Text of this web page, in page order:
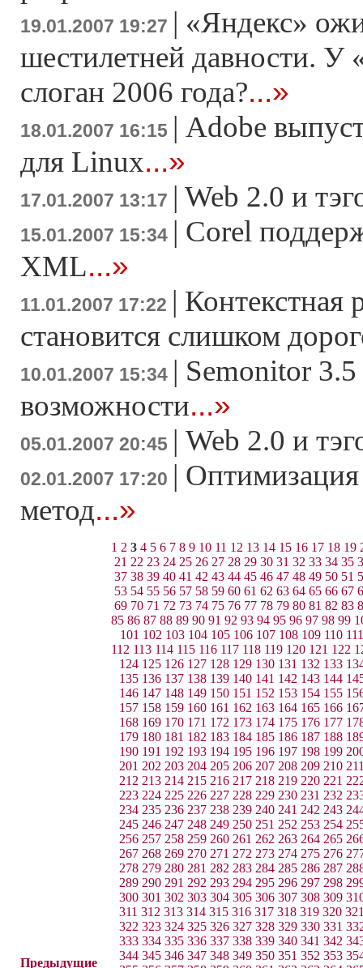
19.01.2007 19:27 | «Яндекс»
шестилетней давности. У
слоган 2006 года?...»
18.01.2007 16:15 | Adobe
для Linux...»
17.01.2007 13:17 | Web 2.0 и
15.01.2007 15:34 | Corel
XML...»
11.01.2007 17:22 | Контекстная
становится слишком
10.01.2007 15:34 | Semonitor
возможности...»
05.01.2007 20:45 | Web 2.0 и
02.01.2007 17:20 | Оптимизация
метод...»
Предыдущие
1 2 3 4 5 6 7 8 9 10 11 12 13 14 15 16 17 18 19
21 22 23 24 25 26 27 28 29 30 31 32 33 34 35
37 38 39 40 41 42 43 44 45 46 47 48 49 50 51
53 54 55 56 57 58 59 60 61 62 63 64 65 66 67
69 70 71 72 73 74 75 76 77 78 79 80 81 82 83
85 86 87 88 89 90 91 92 93 94 95 96 97 98 99
101 102 103 104 105 106 107 108 109 110 111
112 113 114 115 116 117 118 119 120 121 122
124 125 126 127 128 129 130 131 132 133
135 136 137 138 139 140 141 142 143 144
146 147 148 149 150 151 152 153 154 155
157 158 159 160 161 162 163 164 165 166
168 169 170 171 172 173 174 175 176 177
179 180 181 182 183 184 185 186 187 188
190 191 192 193 194 195 196 197 198 199
201 202 203 204 205 206 207 208 209 210
212 213 214 215 216 217 218 219 220 221
223 224 225 226 227 228 229 230 231 232
234 235 236 237 238 239 240 241 242 243
245 246 247 248 249 250 251 252 253 254
256 257 258 259 260 261 262 263 264 265
267 268 269 270 271 272 273 274 275 276
278 279 280 281 282 283 284 285 286 287
289 290 291 292 293 294 295 296 297 298
300 301 302 303 304 305 306 307 308 309
311 312 313 314 315 316 317 318 319 320
322 323 324 325 326 327 328 329 330 331
333 334 335 336 337 338 339 340 341 342
344 345 346 347 348 349 350 351 352 353